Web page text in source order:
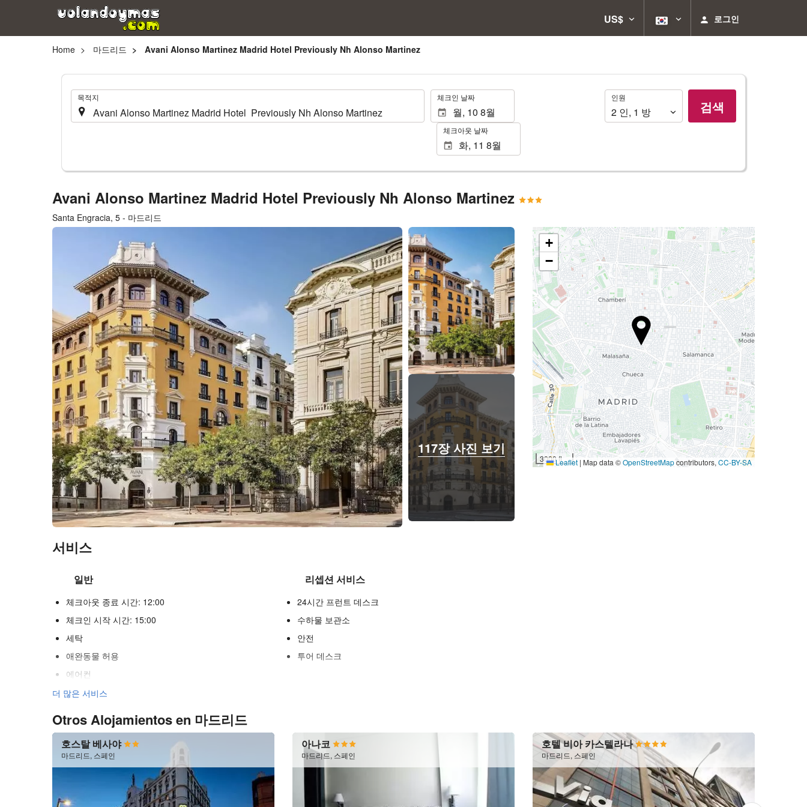
US$ 로그인
Home 마드리드 Avani Alonso Martinez Madrid Hotel Previously Nh Alonso Martinez
. 목적지 . 체크인 날짜
체크아웃 날짜
인
원
인원
2 인, 1 방 검색
Avani Alonso Martinez Madrid Hotel Previously Nh Alonso Martinez
Santa Engracia, 5 - 마드리드
117장 사진 보기
서비스
일반
체크아웃 종료 시간: 12:00
체크인 시작 시간: 15:00
세탁
애완동물 허용
에어컨
히터
장애인
불연자객실
리셉션 서비스
24시간 프런트 데스크
수하물 보관소
안전
투어 데스크
인터넷 푸드 & 베버리지
더 많은 서비스
+
−
3000 ftLeaflet | Map data ©OpenStreetMapcontributors, CC-BY-SA
Otros Alojamientos en 마드리드
호스탈 베사야
마드리드, 스페인
아나코
마드리드, 스페인
호텔 비아 카스텔라나
마드리드, 스페인